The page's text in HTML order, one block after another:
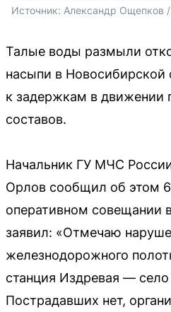
Источник: Александр Ощепков /
Талые воды размыли
насыпи в Новосибирской
к задержкам в движении
составов.
Начальник ГУ МЧС
Орлов сообщил об этом 6
оперативном совещании
заявил: «Отмечаю
железнодорожного
станция Издревая —
Пострадавших нет,